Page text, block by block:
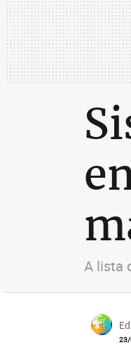
A lista
23/